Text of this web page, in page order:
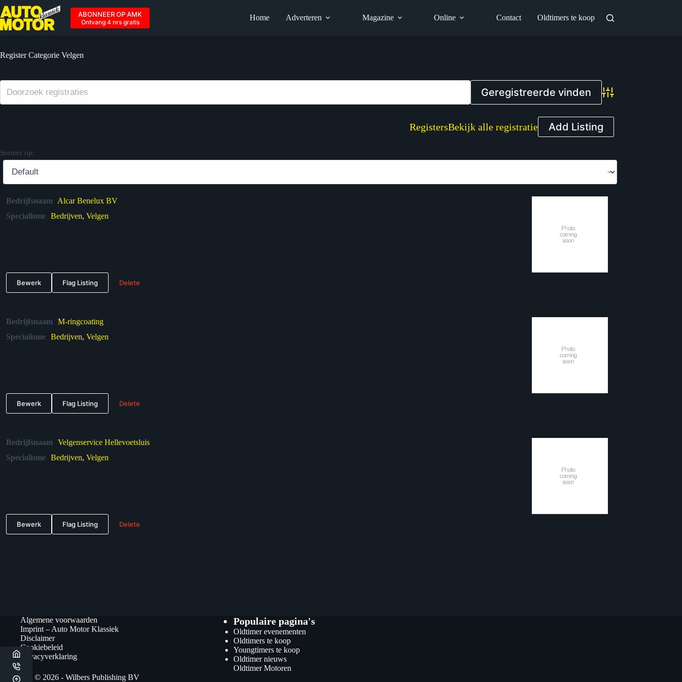
Ga
naar
de
inhoud
ABONNEER OP AMK
Ontvang 4 nrs gratis Home Adverteren Magazine Online Contact Oldtimers te koop
Register Categorie Velgen
Advanced Search
RegistersBekijk alle registratie Add Listing
Sorteer op:
Bedrijfsnaam
Alcar Benelux BV
Specialisme Bedrijven, Velgen
Bewerk Flag Listing Delete
Bedrijfsnaam
M-ringcoating
Specialisme Bedrijven, Velgen
Bewerk Flag Listing Delete
Bedrijfsnaam
Velgenservice Hellevoetsluis
Specialisme Bedrijven, Velgen
Bewerk Flag Listing Delete
Algemene voorwaarden
Imprint – Auto Motor Klassiek
Disclaimer
Cookiebeleid
Privacyverklaring
Populaire pagina's
Oldtimer evenementen
Oldtimers te koop
Youngtimers te koop
Oldtimer nieuws
Oldtimer Motoren
Copyright © 2026 - Wilbers Publishing BV